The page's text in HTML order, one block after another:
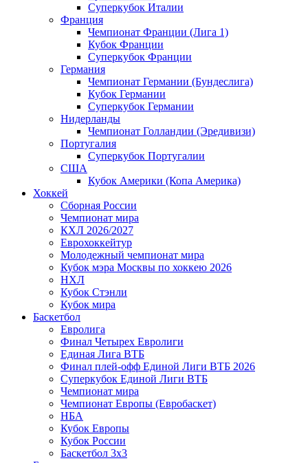
Суперкубок Италии
Франция
Чемпионат Франции (Лига 1)
Кубок Франции
Суперкубок Франции
Германия
Чемпионат Германии (Бундеслига)
Кубок Германии
Суперкубок Германии
Нидерланды
Чемпионат Голландии (Эредивизи)
Португалия
Суперкубок Португалии
США
Кубок Америки (Копа Америка)
Хоккей
Сборная России
Чемпионат мира
КХЛ 2026/2027
Еврохоккейтур
Молодежный чемпионат мира
Кубок мэра Москвы по хоккею 2026
НХЛ
Кубок Стэнли
Кубок мира
Баскетбол
Евролига
Финал Четырех Евролиги
Единая Лига ВТБ
Финал плей-офф Единой Лиги ВТБ 2026
Суперкубок Единой Лиги ВТБ
Чемпионат мира
Чемпионат Европы (Евробаскет)
НБА
Кубок Европы
Кубок России
Баскетбол 3х3